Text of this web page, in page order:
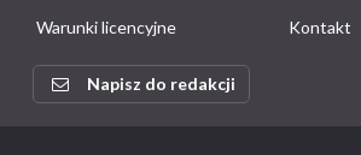
Warunki licencyjne
Kontakt
Napisz do redakcji